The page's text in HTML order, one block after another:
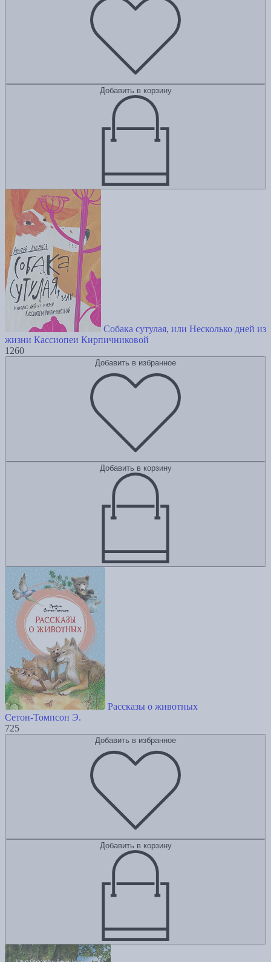
Добавить в корзину
Собака сутулая, или Несколько дней из
жизни Кассиопеи Кирпичниковой
1260
Добавить в избранное
Добавить в корзину
Рассказы о животных
Сетон-Томпсон Э.
725
Добавить в избранное
Добавить в корзину